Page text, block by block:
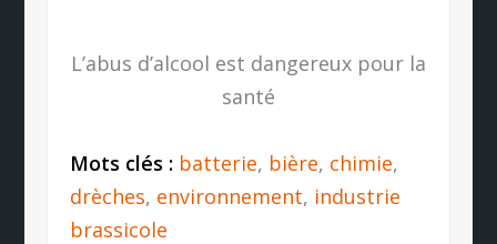
L’abus d’alcool est dangereux pour la
santé
Mots clés : batterie, bière, chimie,
drèches, environnement, industrie
brassicole